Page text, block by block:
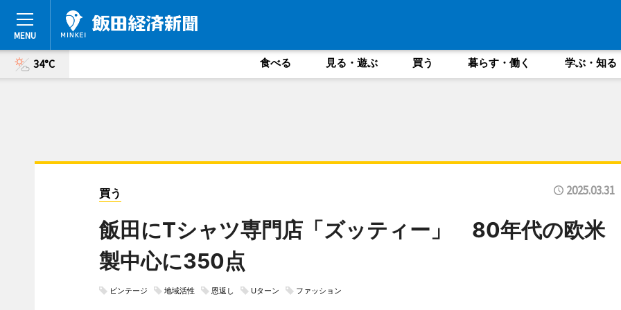
34°C 食べる 見る・遊ぶ 買う 暮らす・働く 学ぶ・知る
買う 2025.03.31
飯田にTシャツ専門店「ズッティー」 80年代の欧米
製中心に350点
ビンテージ 地域活性 恩返し Uターン ファッション